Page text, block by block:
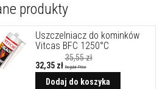
produkty
Uszczelniacz do kominków
Vitcas BFC 1250°C
Cena
promocyjna
32,35 zł Regular Price
35,55 zł
Dodaj do koszyka